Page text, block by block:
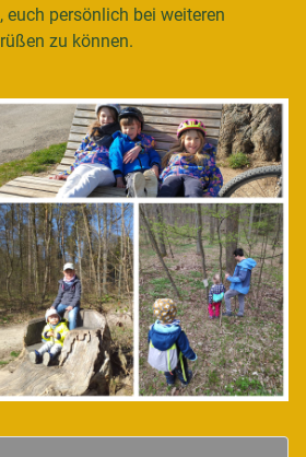
euch persönlich bei weiteren
zu können.